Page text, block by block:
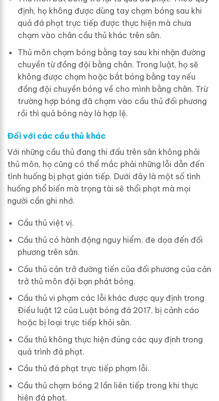
định, họ không được dùng tay chạm bóng sau khi
quả đá phạt trực tiếp được thực hiện mà chưa
chạm vào chân cầu thủ khác trên sân.
Thủ môn chạm bóng bằng tay sau khi nhận đường
chuyền từ đồng đội bằng chân. Trong luật, họ sẽ
không được chạm hoặc bắt bóng bằng tay nếu
đồng đội chuyền bóng về cho mình bằng chân. Trừ
trường hợp bóng đã chạm vào cầu thủ đối phương
rồi thì quả bóng này là hợp lệ.
Đối với các cầu thủ khác
Với những cầu thủ đang thi đấu trên sân không phải
thủ môn, họ cũng có thể mắc phải những lỗi dẫn đến
tình huống bị phạt gián tiếp. Dưới đây là một số tình
huống phổ biến mà trọng tài sẽ thổi phạt mà mọi
người cần ghi nhớ.
Cầu thủ việt vị.
Cầu thủ có hành động nguy hiểm, đe dọa đến đối
phương trên sân.
Cầu thủ cản trở đường tiến của đối phương của cản
trở thủ môn đội bạn phát bóng.
Cầu thủ vi phạm các lỗi khác được quy định trong
Điều luật 12 của Luật bóng đá 2017, bị cảnh cáo
hoặc bị loại trực tiếp khỏi sân.
Cầu thủ không thực hiện đúng các quy định trong
quá trình đá phạt.
Cầu thủ đá phạt trực tiếp phạm lỗi.
Cầu thủ chạm bóng 2 lần liên tiếp trong khi thực
hiện đá phạt.